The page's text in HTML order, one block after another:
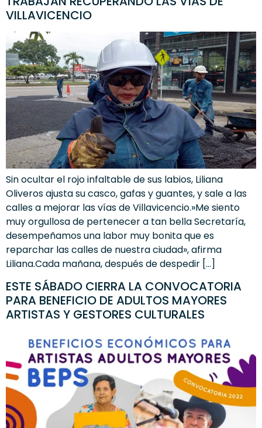
VILLAVICENCIO
Sin ocultar el rojo infaltable de sus labios, Liliana
Oliveros ajusta su casco, gafas y guantes, y sale a las
calles a mejorar las vías de Villavicencio.»Me siento
muy orgullosa de pertenecer a tan bella Secretaría,
desempeñamos una labor muy bonita que es
reparchar las calles de nuestra ciudad», afirma
Liliana.Cada mañana, después de despedir […]
ESTE SÁBADO CIERRA LA CONVOCATORIA
PARA BENEFICIO DE ADULTOS MAYORES
ARTISTAS Y GESTORES CULTURALES